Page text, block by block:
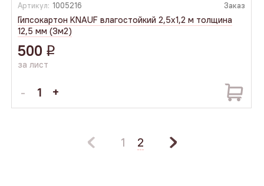
Артикул: 1005216 Заказ
Гипсокартон KNAUF влагостойкий 2,5х1,2 м толщина
12,5 мм (3м2)
500 q
за лист
1 2